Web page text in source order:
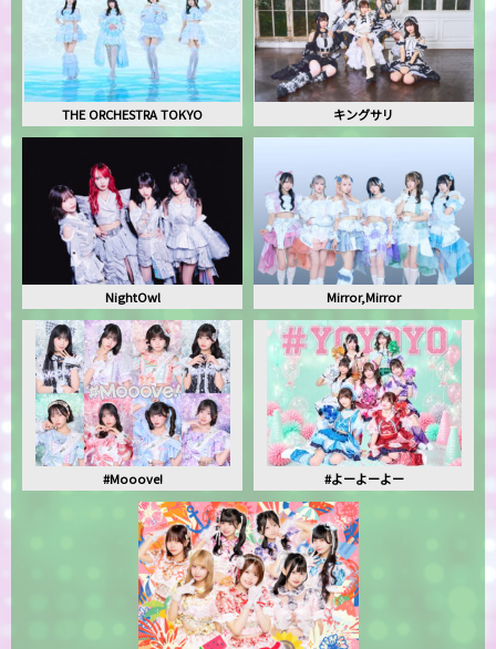
THE ORCHESTRA TOKYO キングサリ
NightOwl Mirror,Mirror
#Mooove! #よーよーよー